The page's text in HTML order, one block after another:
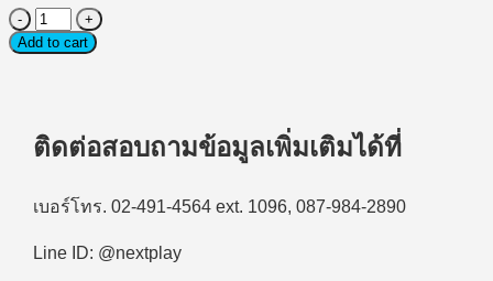
Desktop
All-
in-
ล
วัน)
Aspire
Add to cart
ติดต่อสอบถามข้อมูลเพิ่มเติมได้ที่
เบอร์โทร. 02-491-4564 ext. 1096, 087-984-2890
Line ID: @nextplay